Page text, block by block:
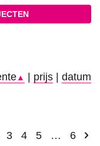
▲ prijs datum
3 4 5 … 6